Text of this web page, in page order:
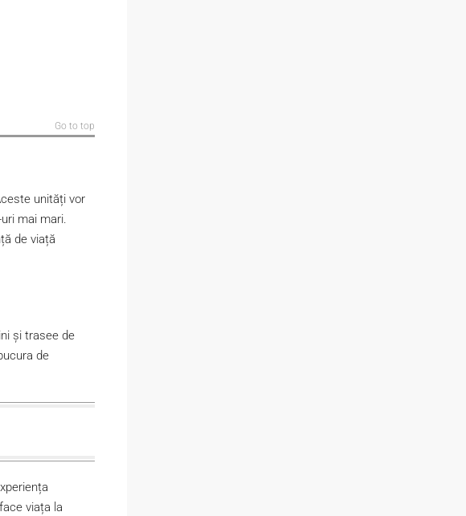
Go to top
unități vor
mai mari.
de viață
și trasee de
de
viața la